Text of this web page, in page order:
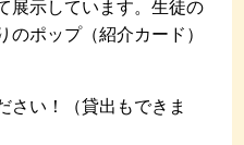
展示しています。生徒の
のポップ（紹介カード）
さい！（貸出もできま